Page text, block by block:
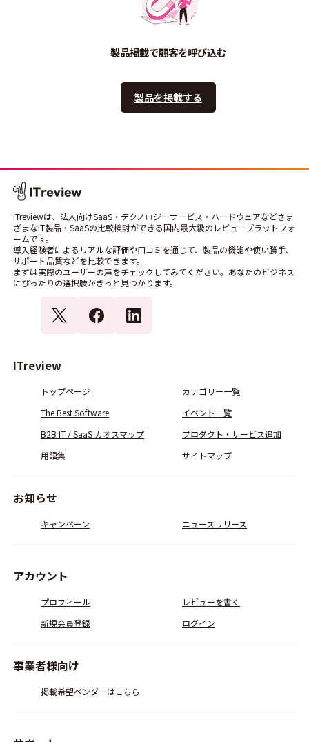
製品掲載で顧客を呼び込む
製品を掲載する
ITreviewは、法人向けSaaS・テクノロジーサービス・ハードウェアなどさま
ざまなIT製品・SaaSの比較検討ができる国内最大級のレビュープラットフォ
ームです。
導入経験者によるリアルな評価や口コミを通じて、製品の機能や使い勝手、
サポート品質などを比較できます。
まずは実際のユーザーの声をチェックしてみてください。あなたのビジネス
にぴったりの選択肢がきっと見つかります。
ITreview
トップページ
カテゴリー一覧
The Best Software
イベント一覧
B2B IT / SaaS カオスマップ
プロダクト・サービス追加
用語集
サイトマップ
お知らせ
キャンペーン ニュースリリース
アカウント
プロフィール
レビューを書く
新規会員登録
ログイン
事業者様向け
掲載希望ベンダーはこちら